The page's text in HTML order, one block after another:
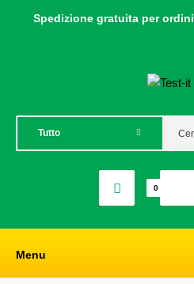
Spedizione gratuita per ordini
0
Menu